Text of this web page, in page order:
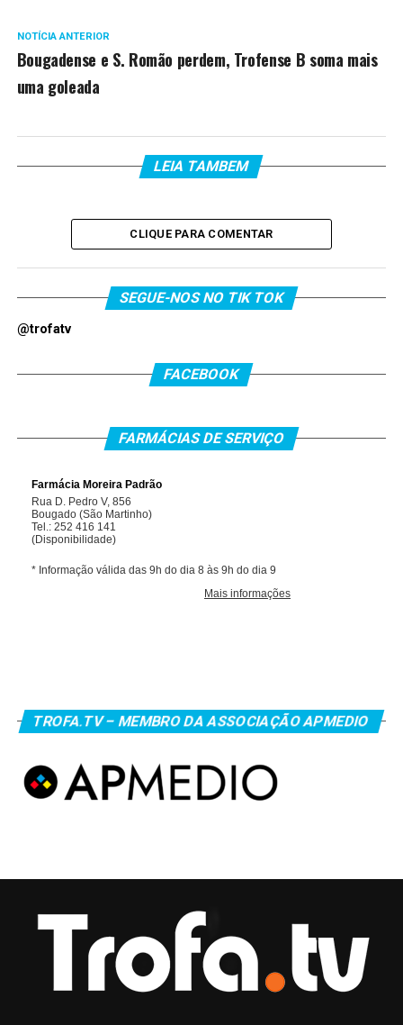
NOTÍCIA ANTERIOR
Bougadense e S. Romão perdem, Trofense B soma mais
uma goleada
LEIA TAMBEM
CLIQUE PARA COMENTAR
SEGUE-NOS NO TIK TOK
@trofatv
FACEBOOK
FARMÁCIAS DE SERVIÇO
TROFA.TV – MEMBRO DA ASSOCIAÇÃO APMEDIO